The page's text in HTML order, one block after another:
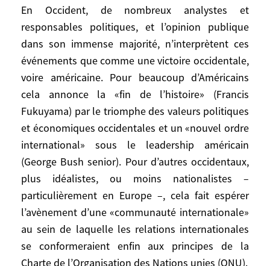
En Occident, de nombreux analystes et
responsables politiques, et l’opinion publique
dans son immense majorité, n’interprètent ces
événements que comme une victoire occidentale,
voire américaine. Pour beaucoup d’Américains
cela annonce la «fin de l’histoire» (Francis
Fukuyama) par le triomphe des valeurs politiques
et économiques occidentales et un «nouvel ordre
international» sous le leadership américain
(George Bush senior). Pour d’autres occidentaux,
plus idéalistes, ou moins nationalistes –
particulièrement en Europe –, cela fait espérer
l’avènement d’une «communauté internationale»
au sein de laquelle les relations internationales
se conformeraient enfin aux principes de la
Charte de l’Organisation des Nations unies (ONU).
comme des châteaux de cartes, rendant de
ce fait possible la réunification allemande
(1989-1991) et donnant le coup d’envoi du
rapprochement des pays d’Europe centrale
et orientale avec l’Organisation du traité
de l’Atlantique Nord (OTAN) et l’Union
européenne (UE; 1989-2004). Après un
putsch d’arrière garde qui tente vainement
d’interrompre le nouveau cours de
l’histoire en 1991, l’Union soviétique
disparaît en décembre de la même année
par retrait des États constituants, à
commencer par celui de la Russie qui
n’hérite qu’en partie de la puissance
soviétique.
En Occident, de nombreux analystes et